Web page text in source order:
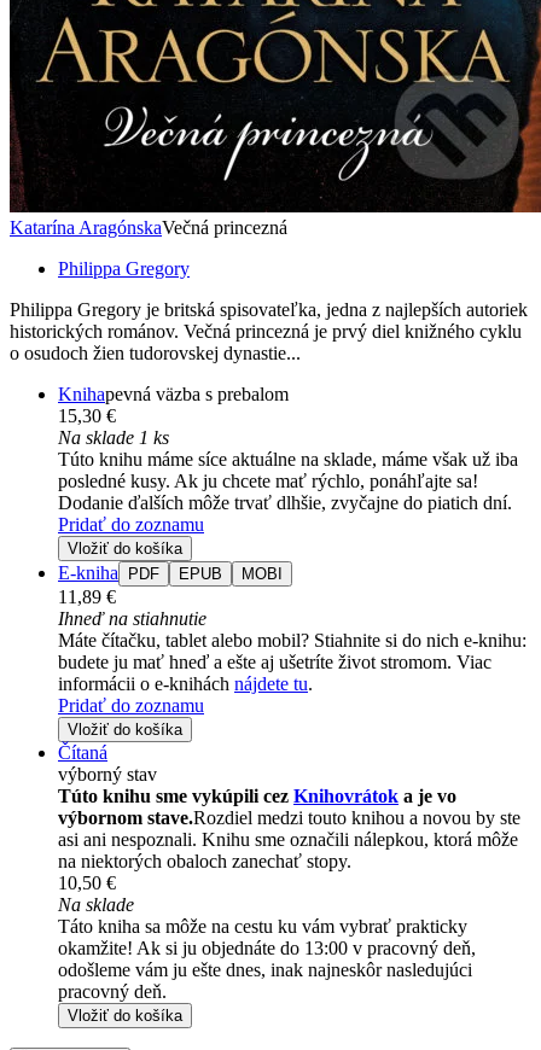
Katarína AragónskaVečná princezná
Philippa Gregory
Philippa Gregory je britská spisovateľka, jedna z najlepších autoriek
historických románov. Večná princezná je prvý diel knižného cyklu
o osudoch žien tudorovskej dynastie...
Knihapevná väzba s prebalom
15,30 €
Na sklade 1 ks
Túto knihu máme síce aktuálne na sklade, máme však už iba
posledné kusy. Ak ju chcete mať rýchlo, ponáhľajte sa!
Dodanie ďalších môže trvať dlhšie, zvyčajne do piatich dní.
Pridať do zoznamu
Vložiť do košíka
E-kniha PDF EPUB MOBI
11,89 €
Ihneď na stiahnutie
Máte čítačku, tablet alebo mobil? Stiahnite si do nich e-knihu:
budete ju mať hneď a ešte aj ušetríte život stromom. Viac
informácii o e-knihách nájdete tu.
Pridať do zoznamu
Vložiť do košíka
Čítaná
výborný stav
Túto knihu sme vykúpili cez Knihovrátok a je vo
výbornom stave.Rozdiel medzi touto knihou a novou by ste
asi ani nespoznali. Knihu sme označili nálepkou, ktorá môže
na niektorých obaloch zanechať stopy.
10,50 €
Na sklade
Táto kniha sa môže na cestu ku vám vybrať prakticky
okamžite! Ak si ju objednáte do 13:00 v pracovný deň,
odošleme vám ju ešte dnes, inak najneskôr nasledujúci
pracovný deň.
Vložiť do košíka